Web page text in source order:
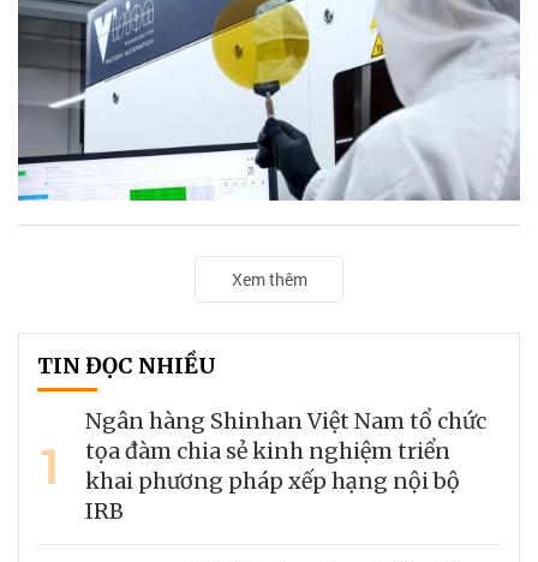
Xem thêm
TIN ĐỌC NHIỀU
1
Ngân hàng Shinhan Việt Nam tổ chức
tọa đàm chia sẻ kinh nghiệm triển
khai phương pháp xếp hạng nội bộ
IRB